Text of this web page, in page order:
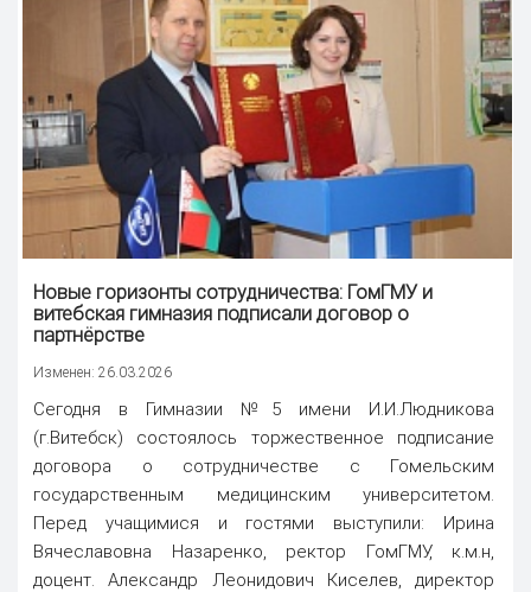
Новые горизонты сотрудничества: ГомГМУ и
витебская гимназия подписали договор о
партнёрстве
Изменен: 26.03.2026
Сегодня в Гимназии №5 имени И.И.Людникова
(г.Витебск) состоялось торжественное подписание
договора о сотрудничестве с Гомельским
государственным медицинским университетом.
Перед учащимися и гостями выступили: Ирина
Вячеславовна Назаренко, ректор ГомГМУ, к.м.н,
доцент. Александр Леонидович Киселев, директор